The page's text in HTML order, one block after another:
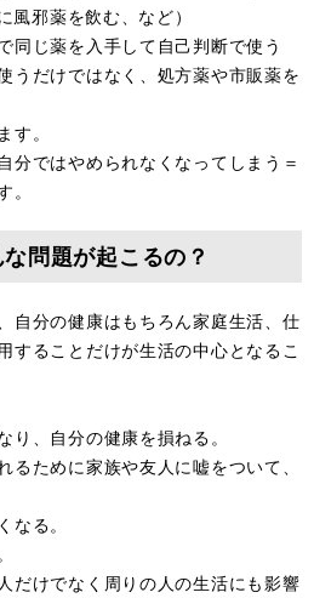
邪薬を飲む、など）
同じ薬を入手して自己判断で使う
うだけではなく、処方薬や市販薬を
す。
分ではやめられなくなってしまう＝
。
問題が起こるの？
自分の健康はもちろん家庭生活、仕
することだけが生活の中心となるこ
り、自分の健康を損ねる。
るために家族や友人に嘘をついて、
なる。
だけでなく周りの人の生活にも影響